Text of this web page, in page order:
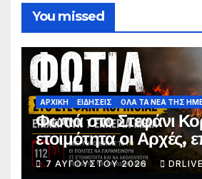
You missed
ΑΡΧΙΚΗ ΕΙΔΗΣΕΙΣ ΟΛΑ ΤΑ ΝΕΑ ΤΗΣ
Φωτιά στο Στεφάνι
ετοιμότητα οι Αρχές,
7 εναέρια μέσα
7 ΑΥΓΟΎΣΤΟΥ 2026 DRLIVE